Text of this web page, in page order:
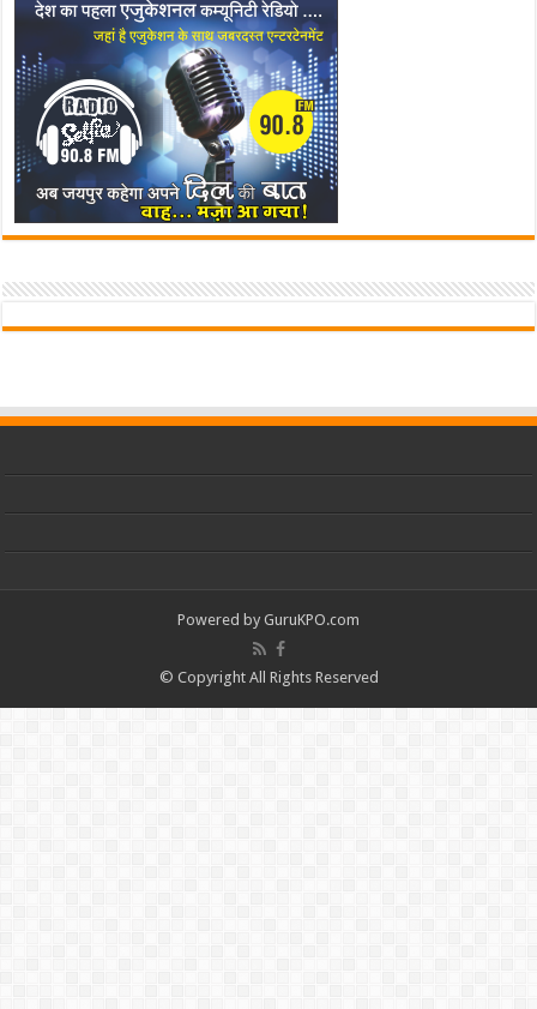
Powered by GuruKPO.com
© Copyright All Rights Reserved